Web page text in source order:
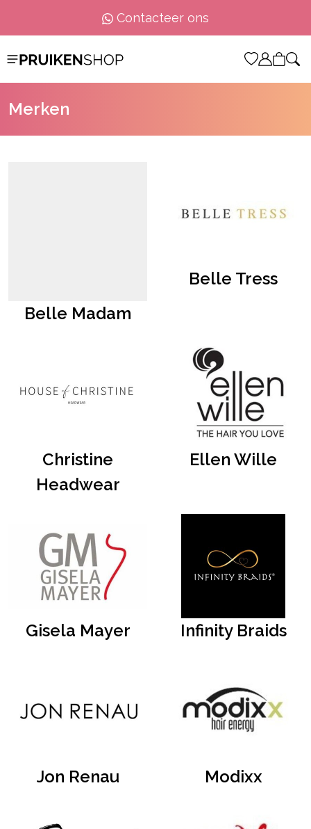
Contacteer ons
Merken
Belle Madam
Belle Tress
Christine
Headwear
Ellen Wille
Gisela Mayer Infinity Braids
Jon Renau Modixx